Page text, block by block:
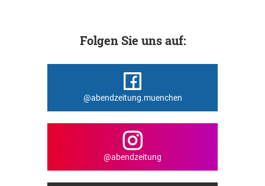
Folgen Sie uns auf:
@abendzeitung.muenchen
@abendzeitung